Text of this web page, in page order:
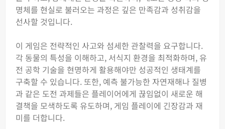
명체를 현실로 불러오는 과정은 깊은 만족감과 성취감을
선사할 것입니다.
이 게임은 전략적인 사고와 섬세한 관찰력을 요구합니다.
각 동물의 특성을 이해하고, 서식지 환경을 최적화하며, 유
전 공학 기술을 현명하게 활용해야만 성공적인 생태계를
구축할 수 있습니다. 또한, 예측 불가능한 자연재해나 질병
과 같은 도전 과제들은 플레이어에게 끊임없이 새로운 해
결책을 모색하도록 유도하며, 게임 플레이에 긴장감과 재
미를 더합니다.